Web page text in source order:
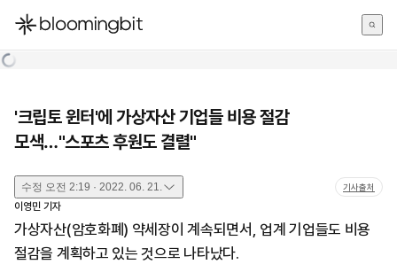
한국어
'크립토 윈터'에 가상자산 기업들 비용 절감
모색…"스포츠 후원도 결렬"
수정 오전 2:19 · 2022. 06. 21. 기사출처
이영민 기자
가상자산(암호화폐) 약세장이 계속되면서, 업계 기업들도 비용
절감을 계획하고 있는 것으로 나타났다.